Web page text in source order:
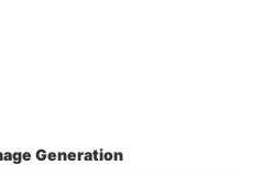
Generation